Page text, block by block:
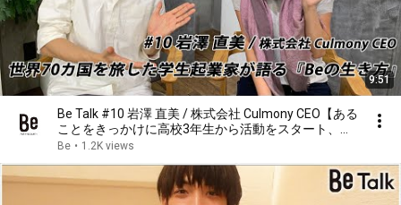
9:51
Be Talk #10 岩澤 直美 / 株式会社 Culmony CEO【ある
ことをきっかけに高校3年生から活動をスタート、努
力家な彼女の本質に迫る。】
Be • 1.2K views